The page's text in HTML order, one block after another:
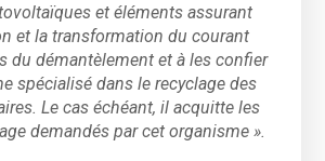
et éléments assurant
et la transformation du courant
du démantèlement et à les confier
spécialisé dans le recyclage des
Le cas échéant, il acquitte les
demandés par cet organisme ».